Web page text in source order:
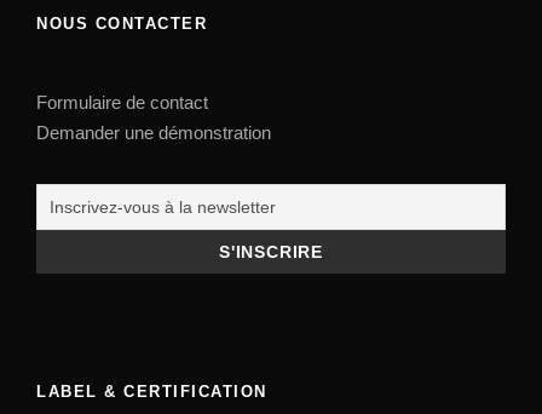
NOUS CONTACTER
Formulaire de contact
Demander une démonstration
LABEL & CERTIFICATION